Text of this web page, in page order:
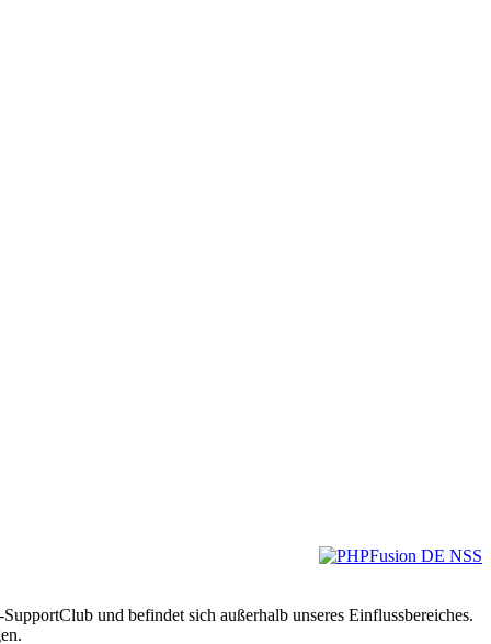
und befindet sich außerhalb unseres Einflussbereiches.